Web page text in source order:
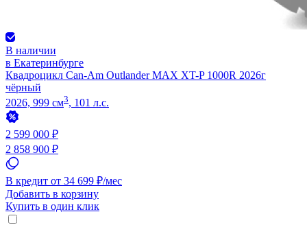
В наличии
в Екатеринбурге
Квадроцикл Can-Am Outlander MAX XT-P 1000R 2026г
чёрный
2026, 999 см3, 101 л.с.
2 599 000 ₽
2 858 900 ₽
В кредит от 34 699 ₽/мес
Добавить в корзину
Купить в один клик